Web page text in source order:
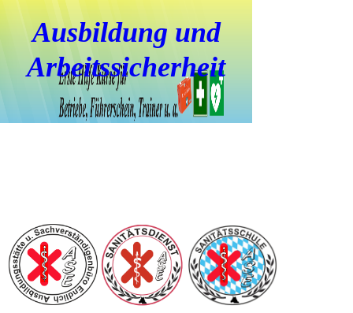
Ausbildung und
Arbeitssicherheit
Sicherheit durch